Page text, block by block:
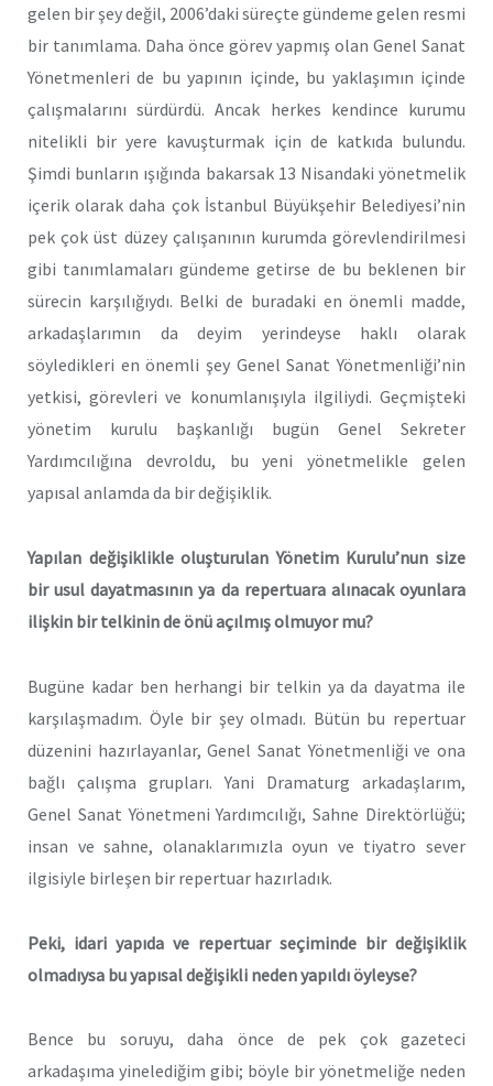
gelen bir şey değil, 2006’daki süreçte gündeme gelen resmi
bir tanımlama. Daha önce görev yapmış olan Genel Sanat
Yönetmenleri de bu yapının içinde, bu yaklaşımın içinde
çalışmalarını sürdürdü. Ancak herkes kendince kurumu
nitelikli bir yere kavuşturmak için de katkıda bulundu.
Şimdi bunların ışığında bakarsak 13 Nisandaki yönetmelik
içerik olarak daha çok İstanbul Büyükşehir Belediyesi’nin
pek çok üst düzey çalışanının kurumda görevlendirilmesi
gibi tanımlamaları gündeme getirse de bu beklenen bir
sürecin karşılığıydı. Belki de buradaki en önemli madde,
arkadaşlarımın da deyim yerindeyse haklı olarak
söyledikleri en önemli şey Genel Sanat Yönetmenliği’nin
yetkisi, görevleri ve konumlanışıyla ilgiliydi. Geçmişteki
yönetim kurulu başkanlığı bugün Genel Sekreter
Yardımcılığına devroldu, bu yeni yönetmelikle gelen
yapısal anlamda da bir değişiklik.
Yapılan değişiklikle oluşturulan Yönetim Kurulu’nun size
bir usul dayatmasının ya da repertuara alınacak oyunlara
ilişkin bir telkinin de önü açılmış olmuyor mu?
Bugüne kadar ben herhangi bir telkin ya da dayatma ile
karşılaşmadım. Öyle bir şey olmadı. Bütün bu repertuar
düzenini hazırlayanlar, Genel Sanat Yönetmenliği ve ona
bağlı çalışma grupları. Yani Dramaturg arkadaşlarım,
Genel Sanat Yönetmeni Yardımcılığı, Sahne Direktörlüğü;
insan ve sahne, olanaklarımızla oyun ve tiyatro sever
ilgisiyle birleşen bir repertuar hazırladık.
Peki, idari yapıda ve repertuar seçiminde bir değişiklik
olmadıysa bu yapısal değişikli neden yapıldı öyleyse?
Bence bu soruyu, daha önce de pek çok gazeteci
arkadaşıma yinelediğim gibi; böyle bir yönetmeliğe neden